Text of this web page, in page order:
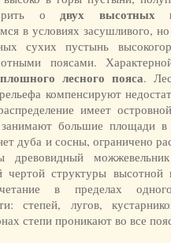
одвух высотных
в условиях засушливого,
сухих пустынь
поясами.
лесного пояса.
компенсируют
имеет
большие площади в
дуба и сосны, ограничено
древовидный
чертой структуры
в пределах
степей, лугов,
степи проникают во все